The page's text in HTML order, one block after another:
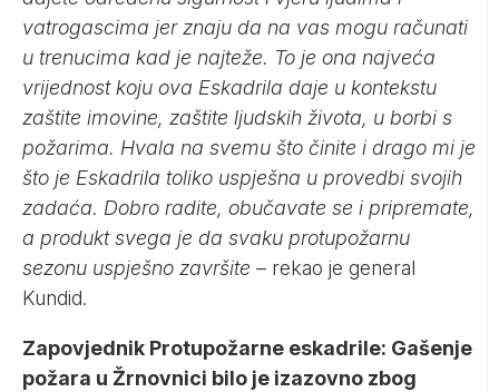
vatrogascima jer znaju da na vas mogu računati
u trenucima kad je najteže. To je ona najveća
vrijednost koju ova Eskadrila daje u kontekstu
zaštite imovine, zaštite ljudskih života, u borbi s
požarima. Hvala na svemu što činite i drago mi je
što je Eskadrila toliko uspješna u provedbi svojih
zadaća. Dobro radite, obučavate se i pripremate,
a produkt svega je da svaku protupožarnu
sezonu uspješno završite – rekao je general
Kundid.
Zapovjednik Protupožarne eskadrile: Gašenje
požara u Žrnovnici bilo je izazovno zbog